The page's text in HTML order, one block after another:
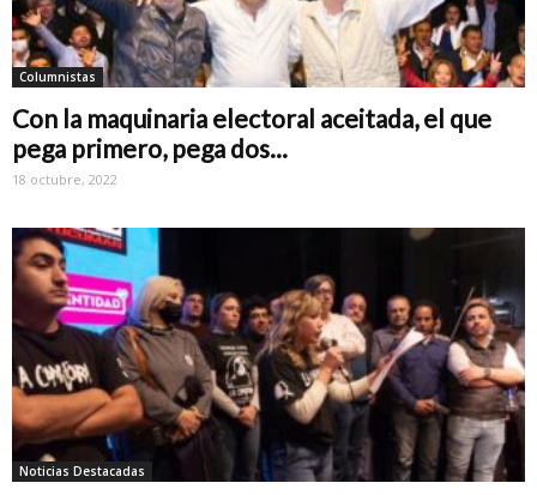
Columnistas
Con la maquinaria electoral aceitada, el que
pega primero, pega dos...
18 octubre, 2022
Noticias Destacadas